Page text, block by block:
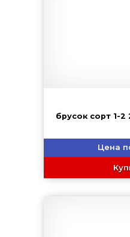
брусок сорт 1-2
Цена